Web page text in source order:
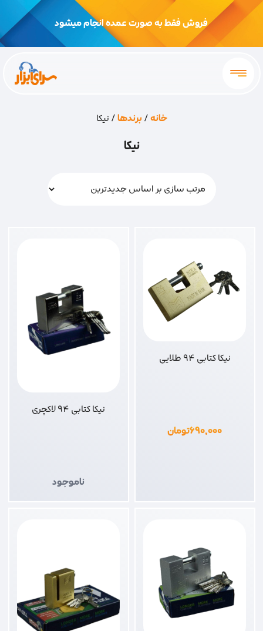
فروش فقط به صورت عمده انجام میشود
خانه/برندها/ نیکا
نیکا
نیکا کتابی 94 طلایی
۶۹۰,۰۰۰تومان
نیکا کتابی 94 لاکچری
ناموجود